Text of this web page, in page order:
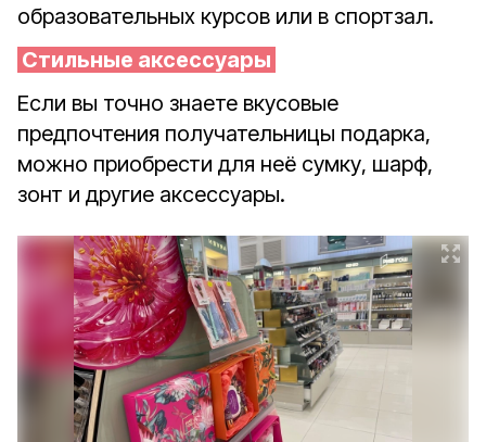
образовательных курсов или в спортзал.
Стильные аксессуары
Если вы точно знаете вкусовые
предпочтения получательницы подарка,
можно приобрести для неё сумку, шарф,
зонт и другие аксессуары.